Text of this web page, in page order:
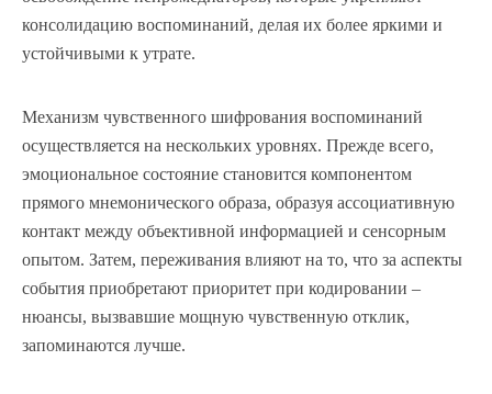
консолидацию воспоминаний, делая их более яркими и
устойчивыми к утрате.
Механизм чувственного шифрования воспоминаний
осуществляется на нескольких уровнях. Прежде всего,
эмоциональное состояние становится компонентом
прямого мнемонического образа, образуя ассоциативную
контакт между объективной информацией и сенсорным
опытом. Затем, переживания влияют на то, что за аспекты
события приобретают приоритет при кодировании –
нюансы, вызвавшие мощную чувственную отклик,
запоминаются лучше.